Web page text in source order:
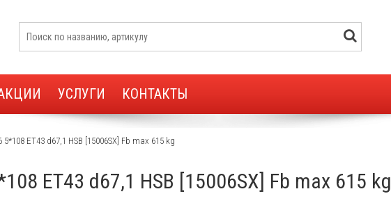
УСЛУГИ КОНТАКТЫ
5*108 ET43 d67,1 HSB [15006SX] Fb max 615 kg
ET43 d67,1 HSB [15006SX] Fb max 615 kg